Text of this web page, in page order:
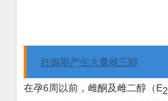
妊娠期产生大量雌三醇
在孕6周以前，雌酮及雌二醇（E2